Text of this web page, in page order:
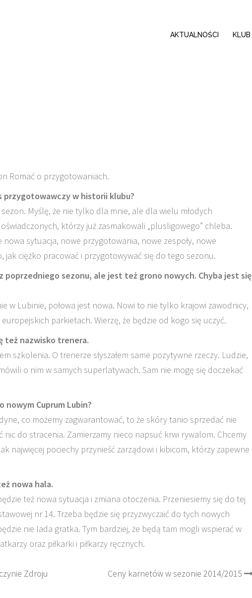
AKTUALNOŚCI KLUB
Romać o przygotowaniach.
przygotowawczy w historii klubu?
Myślę, że nie tylko dla mnie, ale dla wielu młodych
którzy już zasmakowali „plusligowego” chleba.
sytuacja, nowe przygotowania, nowe zespoły, nowe
jak ciężko pracować i przygotowywać się do tego sezonu.
poprzedniego sezonu, ale jest też grono nowych. Chyba jest się
w Lubinie, połowa jest nowa. Nowi to nie tylko krajowi zawodnicy,
parkietach. Wierzę, że będzie od kogo się uczyć.
też nazwisko trenera.
szkolenia. O trenerze słyszałem same pozytywne rzeczy. Ludzie,
o nim w samych superlatywach. Sam nie mogę się doczekać
nowym Cuprum Lubin?
co możemy zagwarantować, to że skóry tanio sprzedać nie
nic do stracenia. Zamierzamy nieco napsuć krwi rywalom. Chcemy
najwięcej pociechy przynieść zarządowi i kibicom, którzy zapewne
nowa hala.
też nowa sytuacja i zmiana otoczenia. Przeniesiemy się do tej
nr 14. Trzeba będzie się przyzwyczaić do tych nowych
nie lada gratka. Tym bardziej, że będą tam mogli wspierać w
oraz piłkarki i piłkarzy ręcznych.
Zdroju Ceny karnetów w sezonie 2014/2015